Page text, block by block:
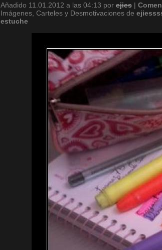
Añadido 11.01.2012 a las 04:13 por ejies |
Imágenes, Carteles y Desmotivaciones de
estuche